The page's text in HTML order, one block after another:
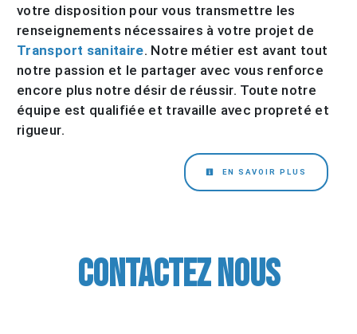
votre disposition pour vous transmettre les
renseignements nécessaires à votre projet de
Transport sanitaire. Notre métier est avant tout
notre passion et le partager avec vous renforce
encore plus notre désir de réussir. Toute notre
équipe est qualifiée et travaille avec propreté et
rigueur.
EN SAVOIR PLUS
Contactez nous